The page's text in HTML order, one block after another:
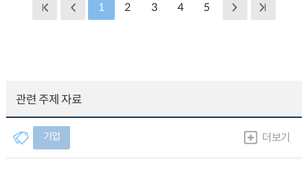
1 2 3 4 5
관련 주제 자료
기업 더보기